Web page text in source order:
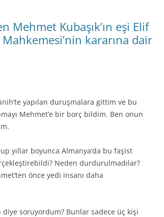
Kubaşık’ın eşi Elif
Mahkemesi’nin kararına dair
yapılan duruşmalara gittim ve bu
Mehmet’e bir borç bildim. Ben onun
yıllar boyunca Almanya‘da bu faşist
Neden durdurulmadılar?
önce yedi insanı daha
soruyordum? Bunlar sadece üç kişi